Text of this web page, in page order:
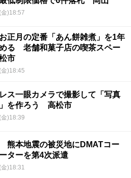
)18:57
正月の定番「あん餅雑煮」を1年
る 老舗和菓子店の喫茶スペー
市
)18:45
ス一眼カメラで撮影して「写真
を作ろう 高松市
)18:39
熊本地震の被災地にDMATコー
ターを第4次派遣
)18:31